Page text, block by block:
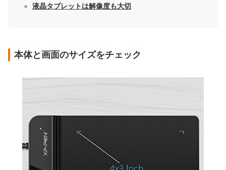
液晶タブレットは解像度も大切
本体と画面のサイズをチェック